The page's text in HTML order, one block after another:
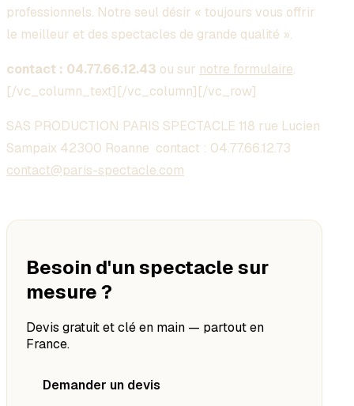
professionnels. Notre seul désir « toujours vous offrir
le meilleur et des spectacles de grande qualité ».
contact : 04.77.66.12.43 ou sur notre formulaire.
[/vc_column_text][/vc_column][/vc_row]
SAS PRODUCTION PARIS SPECTACLE 118 rue Lucien
Sampaix 42300 Roanne contact : 04.77.66.12.73
contact@paris-spectacle.com
Besoin d'un spectacle sur
mesure ?
Devis gratuit et clé en main — partout en
France.
Demander un devis